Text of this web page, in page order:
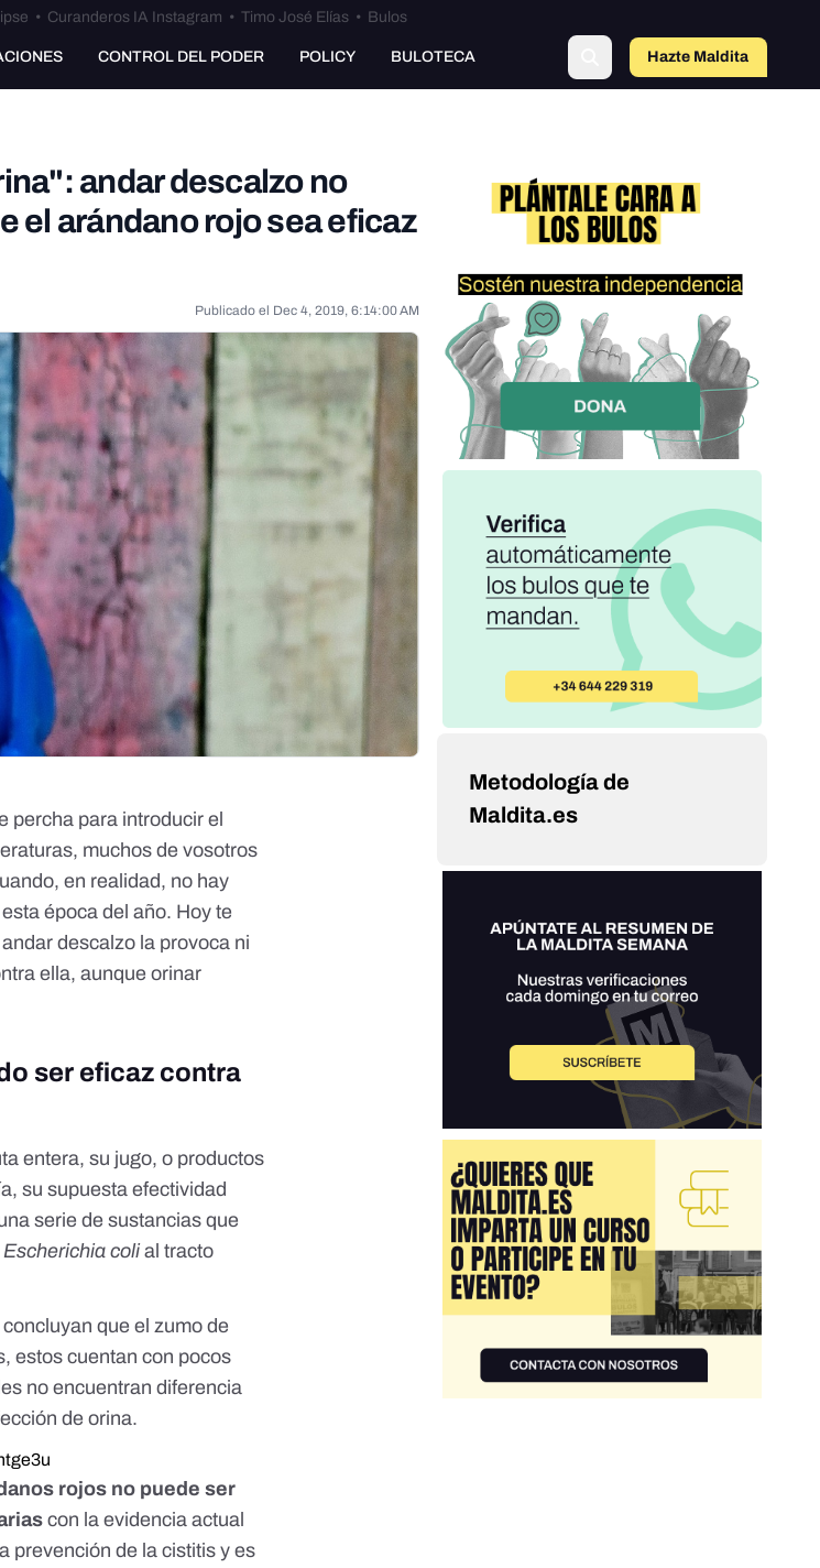
• Curanderos IA Instagram • Timo José Elías • Bulos
CONTROL DEL PODER POLICY BULOTECA Hazte Maldito
andar descalzo no
el arándano rojo sea eficaz
Publicado el Dec 4, 2019, 6:14:00 AM
percha para introducir el
muchos de vosotros
en realidad, no hay
época del año. Hoy te
descalzo la provoca ni
ella, aunque orinar
ser eficaz contra
entera, su jugo, o productos
su supuesta efectividad
serie de sustancias que
Escherichia colial tracto
concluyanque el zumo de
estos cuentan con pocos
no encuentran diferencia
de orina.
rojos no puede ser
con la evidencia actual
prevención de la cistitis y es
Metodología de
Maldita.es